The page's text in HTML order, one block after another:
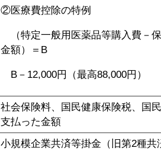
②医療費控除の特例
（特定一般用医薬品等購入費－
金額）＝B
B－12,000円（最高88,000円）
社会保険料、国民健康保険税、国
支払った金額
小規模企業共済等掛金（旧第2種